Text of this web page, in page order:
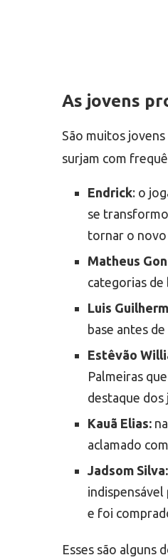
As jovens
São muitos
surjam com
Endrick: o
se
tornar o
Matheus
categorias
Luis
base antes
Estêvão
Palmeiras
destaque
Kauã Elias:
aclamado
Jadsom Silva:
e foi
Esses são alguns